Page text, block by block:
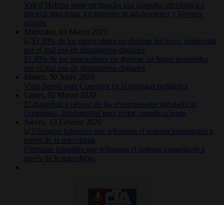
Vall d’Hebron pone en marcha una consulta oncológica e
integral para tratar los tumores de adolescentes y jóvenes
adultos
Miércoles, 03 Marzo 2021
El 30% de los preescolares no duerme las horas requeridas
por el mal uso de dispositivos digitales
Martes, 30 Junio 2020
Visto bueno para Cosentyx en la psoriasis pediátrica
Lunes, 02 Marzo 2020
El diagnóstico precoz de las enfermedades metabólicas
congénitas, fundamental para evitar complicaciones
Jueves, 13 Febrero 2020
Fórmulas infantiles que refuerzan el sistema inmunitario a
través de la microbiota